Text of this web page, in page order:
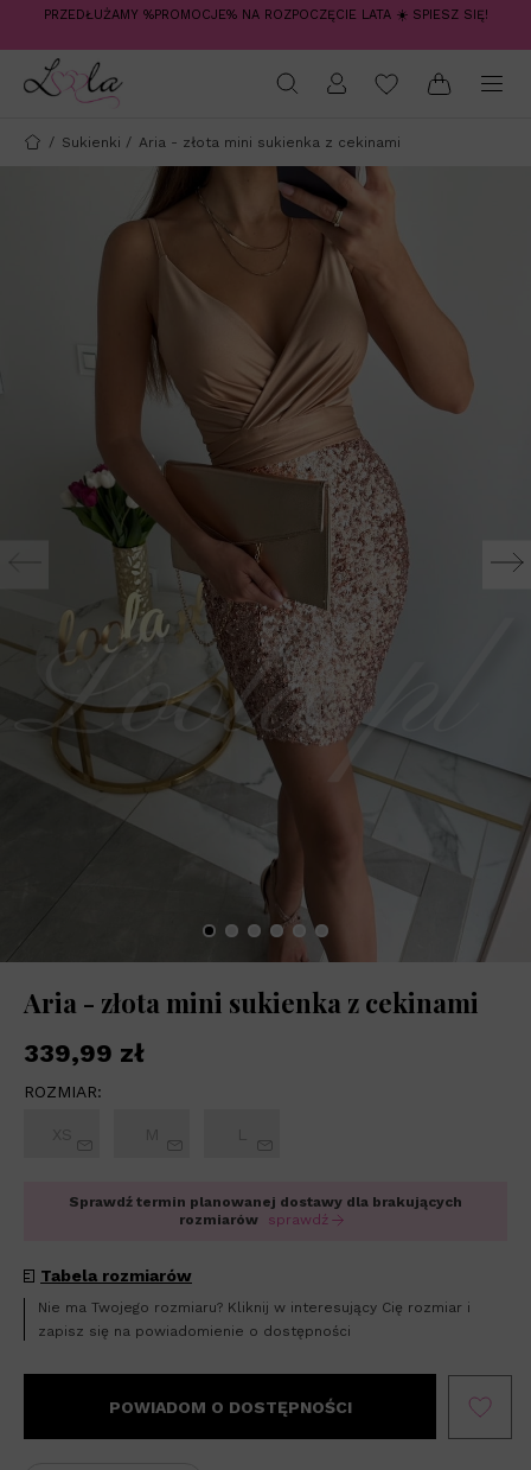
PRZEDŁUŻAMY %PROMOCJE% NA ROZPOCZĘCIE LATA ☀️ SPIESZ SIĘ!
/ Sukienki / Aria - złota mini sukienka z cekinami
Aria - złota mini sukienka z cekinami
339,99 zł
ROZMIAR:
Sprawdź termin planowanej dostawy dla brakujących
rozmiarów
sprawdź
Tabela rozmiarów
Nie ma Twojego rozmiaru? Kliknij w interesujący Cię rozmiar i
zapisz się na powiadomienie o dostępności
POWIADOM O DOSTĘPNOŚCI